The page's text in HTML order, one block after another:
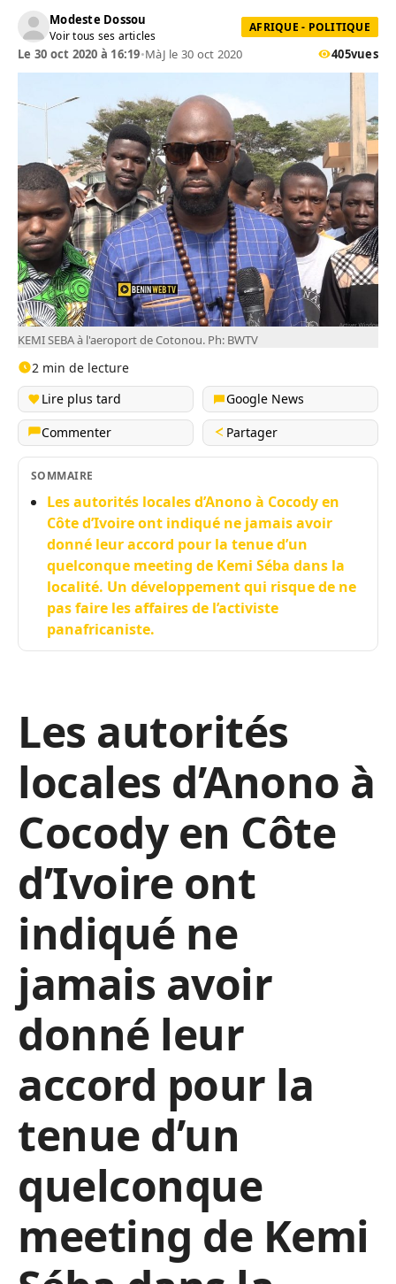
Modeste Dossou
Voir tous ses articles
AFRIQUE - POLITIQUE
Le 30 oct 2020 à 16:19•MàJ le 30 oct 2020 405vues
KEMI SEBA à l'aeroport de Cotonou. Ph: BWTV
2 min de lecture
Lire plus tard
Google News
Commenter
Partager
SOMMAIRE
Les autorités locales d’Anono à Cocody en
Côte d’Ivoire ont indiqué ne jamais avoir
donné leur accord pour la tenue d’un
quelconque meeting de Kemi Séba dans la
localité. Un développement qui risque de ne
pas faire les affaires de l’activiste
panafricaniste.
Les autorités
locales d’Anono à
Cocody en Côte
d’Ivoire ont
indiqué ne
jamais avoir
donné leur
accord pour la
tenue d’un
quelconque
meeting de Kemi